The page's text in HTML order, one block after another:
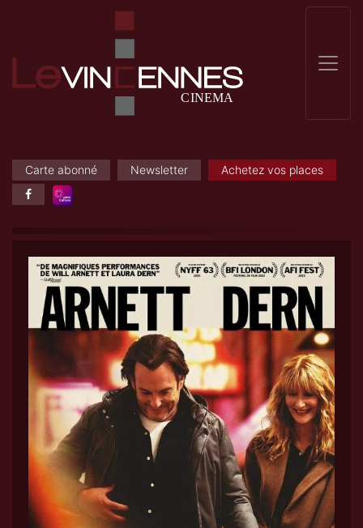
Carte abonné Newsletter Achetez vos places